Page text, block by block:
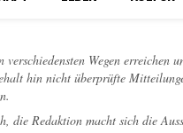
Wegen
hin nicht überprüfte
Redaktion macht sich die